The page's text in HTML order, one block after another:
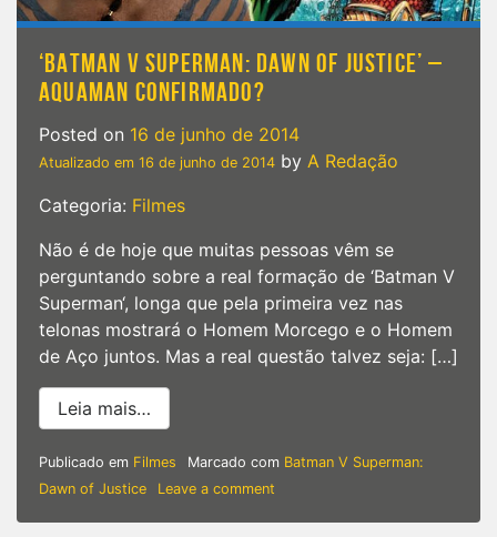
Homem
de
Aço
‘BATMAN V SUPERMAN: DAWN OF JUSTICE’ –
AQUAMAN CONFIRMADO?
Posted on 16 de junho de 2014
Atualizado em 16 de junho de 2014 by A Redação
Categoria: Filmes
Não é de hoje que muitas pessoas vêm se
perguntando sobre a real formação de ‘Batman V
Superman‘, longa que pela primeira vez nas
telonas mostrará o Homem Morcego e o Homem
de Aço juntos. Mas a real questão talvez seja: […]
Leia mais…
Publicado em Filmes Marcado com Batman V Superman:
Dawn of Justice
Leave a comment
V